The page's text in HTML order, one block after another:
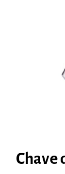
Chave